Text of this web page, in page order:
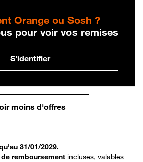
Orange ou Sosh ?
pour voir vos remises
S'identifier
moins d'offres
31/01/2029.
remboursement incluses, valables